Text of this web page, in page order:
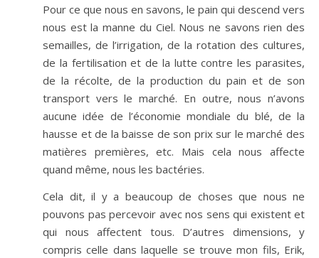
Pour ce que nous en savons, le pain qui descend vers
nous est la manne du Ciel. Nous ne savons rien des
semailles, de l’irrigation, de la rotation des cultures,
de la fertilisation et de la lutte contre les parasites,
de la récolte, de la production du pain et de son
transport vers le marché. En outre, nous n’avons
aucune idée de l’économie mondiale du blé, de la
hausse et de la baisse de son prix sur le marché des
matières premières, etc. Mais cela nous affecte
quand même, nous les bactéries.
Cela dit, il y a beaucoup de choses que nous ne
pouvons pas percevoir avec nos sens qui existent et
qui nous affectent tous. D’autres dimensions, y
compris celle dans laquelle se trouve mon fils, Erik,